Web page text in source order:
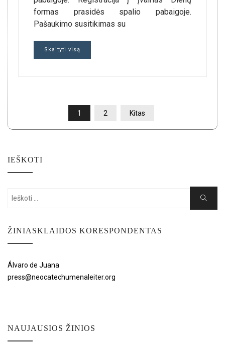
formas prasidės spalio pabaigoje.
Pašaukimo susitikimas su
Skaityti visą
PUSLAPIAVIMAS
1 2 Kitas
IEŠKOTI
Search
Search
ŽINIASKLAIDOS KORESPONDENTAS
Álvaro de Juana
press@neocatechumenaleiter.org
NAUJAUSIOS ŽINIOS